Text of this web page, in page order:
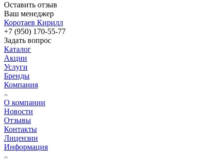
Оставить отзыв
Ваш менеджер
Коротаев Кирилл
+7 (950) 170-55-77
Задать вопрос
Каталог
Акции
Услуги
Бренды
Компания
О компании
Новости
Отзывы
Контакты
Лицензии
Информация